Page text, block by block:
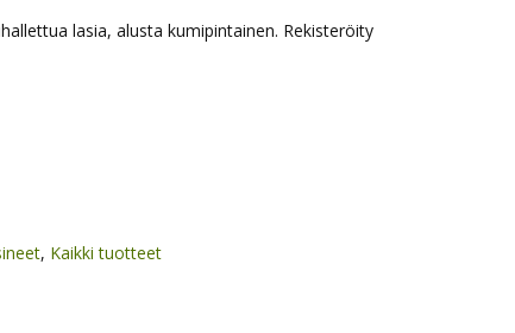
lasia, alusta kumipintainen. Rekisteröity
, Kaikki tuotteet